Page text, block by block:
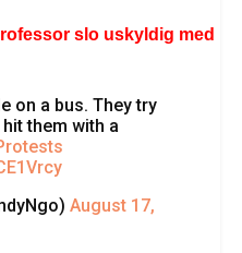
slo uskyldig med
on a bus. They try
them with a
August 17,